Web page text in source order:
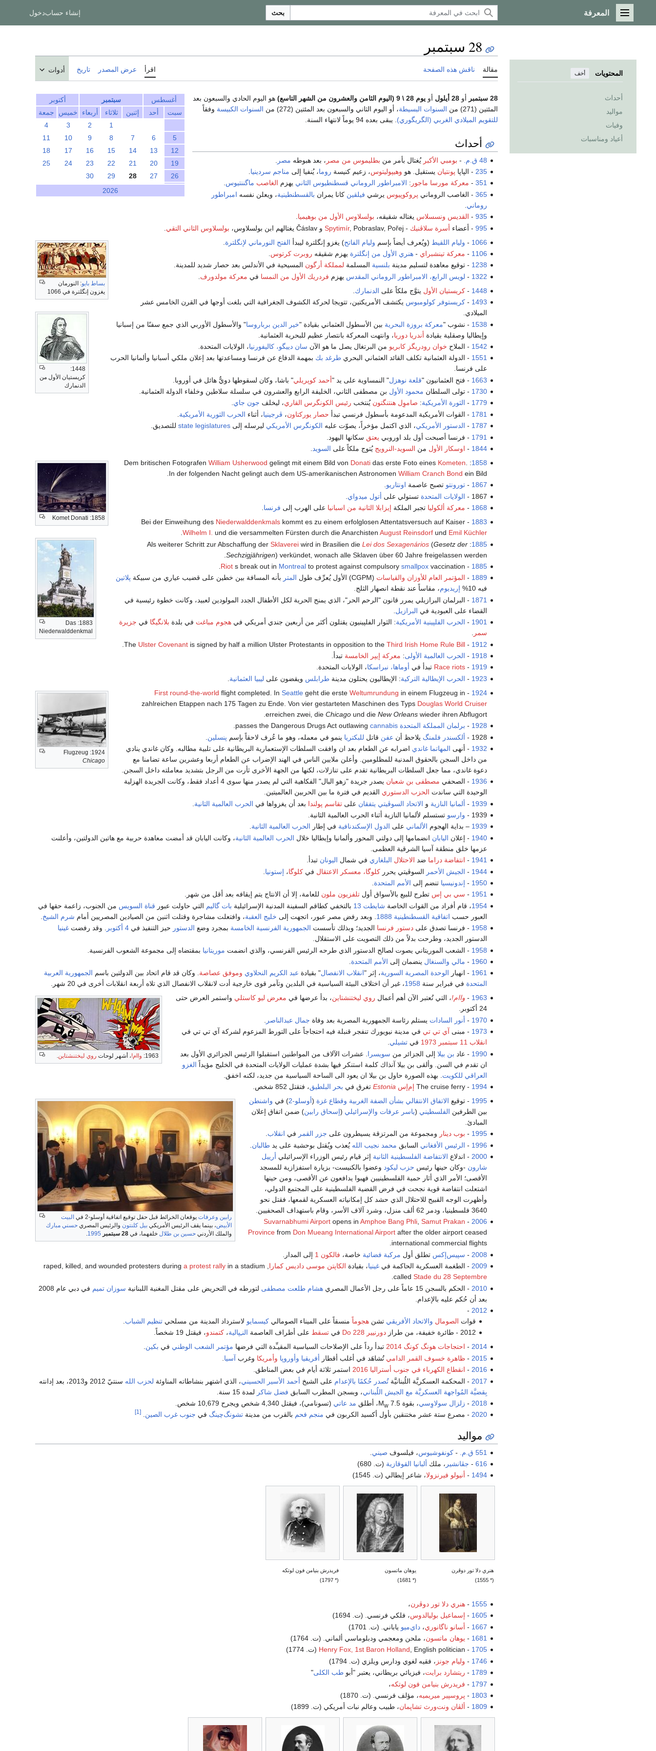
القائمة الرئيسية
المعرفة بحث إنشاء حسابدخول
المحتويات أخف
أحداث
مواليد
وفيات
أعياد ومناسبات
28 سبتمبر
مقالة ناقش هذه الصفحة اقرأ عرض المصدر تاريخ أدوات
أغسطس سبتمبر
أكتوبر
سبت
أحد إثنين ثلاثاء أربعاء خميس
جمعة
1
2
3
4
5
6
7
8
9
10
11
12
13
14
15
16
17
18
19
20
21
22
23
24
25
26
27
28
29
30
2026
28 سبتمبر أو 28 أيلول أو يوم 28 \ 9 (اليوم الثامن والعشرون من الشهر التاسع)
هو اليوم الحادي والسبعون بعد
المئتين (271) من
السنوات البسيطة، أو اليوم الثاني والسبعون بعد المئتين (272) من السنوات الكبيسة وفقاً
للتقويم الميلادي الغربي (الگريگوري) . يبقى بعده 94 يوماً لانتهاء السنة.
أحداث
48 ق.م. - بومبي الأكبر يُغتال بأمر من بطليموس من مصر ، بعد هبوطه مصر
235 - الپاپا پونتيان يستقيل. هو وهيپوليتوس، زعيم كنيسة روما، يُنفيا إلى مناجم سردينيا
351
- معركة مورسا ماجور : الامبراطور الروماني قسطنطيوس الثاني يهزم الغاصب ماگننتيوس.
365 - الغاصب الروماني پروكوپيوس يرشي فيلقين كانا يمران بالقسطنطينية، ويعلن نفسه امبراطور
روماني
935
- القديس ونسسلاس يغتاله شقيقه، بولسلاوس الأول من بوهيميا
995 - أعضاء أسرة سلاڤنيك -
Spytimír, Pobraslav, Pořej و Čáslav يغتالهم ابن بولسلاوس، بولسلاوس الثاني التقي
بساط بايو: النورمان
يغزون إنگلترة في 1066
1066
- وليام اللقيط (ويُعرف أيضاً بإسم وليام الفاتح) يغزو إنگلترة ليبدأ الفتح النورماني لإنگلترة
1106
- معركة تينشبراي -هنري الأول من إنگلترة يهزم شقيقه روبرت كرتوس
1238 - توقيع معاهدة لتسليم مدينة بلنسية المسلمة لمملكة أرگون المسيحية في الأندلس بعد حصار شديد للمدينة.
1322
- لويس الرابع، الامبراطور الروماني المقدس يهزم فردريك الأول من النمسا في معركة مولدورف
1448:
كريستيان الأول من
الدنمارك
1448
-كريستيان الأول يتوَّج ملكاً على الدنمارك
1493
-كريستوفر كولومبوس يكتشف الأمريكتين، تتويجا لحركة الكشوف الجغرافية التي بلغت أوجها في القرن الخامس عشر
الميلادي.
1538 - نشوب "معركة بروزة البحرية بين الأسطول العثماني بقيادة "خير الدين برباروسا" والأسطول الأوربي الذي جمع سفنًا من إسبانيا
وإيطاليا وصقلية بقيادة أندريا دوريا، وانتهت المعركة بانتصار عظيم للبحرية العثمانية.
1542 - الملاح خوان رودريگز كابريو من البرتغال يصل ما هو الآن سان دييگو، كاليفورنيا، الولايات المتحدة.
1551 - الدولة العثمانية تكلف القائد العثماني البحريطرغد بك بمهمة الدفاع عن فرنسا ومساعدتها بعد إعلان ملكي أسبانيا وألمانيا الحرب
على فرنسا.
1663 - فتح العثمانيون "قلعة نوهزل" النمساوية على يد "أحمد كوپريلي" باشا، وكان لسقوطها دويٌّ هائل في أوروبا.
1730 - تولى السلطان محمود الأول بن مصطفى الثاني، الخليفة الرابع والعشرون في سلسلة سلاطين وخلفاء الدولة العثمانية.
1779
- الثورة الأمريكية: صاموِل هنتنگتون يُنتخب رئيس الكونگرس القاري، ليخلف جون جاي.
1781 - القوات الأمريكية المدعومة بأسطول فرنسي تبدأ حصار يوركتاون، ڤرجينيا، أثناء الحرب الثورية الأمريكية
1787
- الدستور الأمريكي، الذي اكتمل مؤخراً، يصوّت عليه الكونگرس الأمريكي ليرسله إلىstate legislatures للتصديق.
1791 - فرنسا أصبحت أول بلد اوروبي يعتق سكانها اليهود.
1844
- اوسكار الأول من السويد-النرويج يُتوج ملكاً على السويد
1858: Komet Donati
1858
: Dem britischen Fotografen
William Usherwood gelingt mit einem Bild von Donatidas erste Foto eines Kometen
In der folgenden Nacht gelingt auch dem US-amerikanischen Astronomen William Cranch Bond ein Bild.
1867
-تورونتو تصبح عاصمة اونتاريو.
1867 -
الولايات المتحدة تستولي على أتول ميدواي
1868
- معركة ألكوليا تجبر الملكة إيزابلا الثانية من اسبانيا على الهرب إلى فرنسا.
1883: Das
Niederwalddenkmal
1883
- Bei der Einweihung des
Niederwalddenkmalskommt es zu einem erfolglosen Attentatsversuch auf Kaiser
Wilhelm I. und die versammelten Fürsten durch die Anarchisten August Reinsdorfund Emil Küchler
.
1885
: Als weiterer Schritt zur Abschaffung der
Sklavereiwird in Brasilien die Lei dos Sexagenários(Gesetz der
Sechzigjährigen) verkündet, wonach alle Sklaven über 60 Jahre freigelassen werden.
1885
-
Riots break out in Montrealto protest against compulsory smallpoxvaccination.
1889
- المؤتمر العام للأوزان والقياسات (CGPM) الأول يُعرِّف طول المتر بأنه المسافة بين خطين على قضيب عياري من سبيكة پلاتين
فيه 10%
إريديوم، مقاساً عند نقطة انصهار الثلج.
1871 - البرلمان البرازيلي يمرر قانون "الرحم الحر"، الذي يمنح الحرية لكل الأطفال الجدد المولودين لعبيد، وكانت خطوة رئيسية في
القضاء على العبودية في البرازيل
1901
- الحرب الفلپينية الأمريكية: الثوار الفلپينيون يقتلون أكثر من أربعين جندي أمريكي فيهجوم مباغت في بلدة بلانگيگا في جزيرة
سمر
1912
- The
Ulster Covenantis signed by half a million Ulster Protestants in opposition to the Third Irish Home Rule Bill
1918
- الحرب العالمية الأولى: معركة إيپر الخامسة تبدأ.
1919
-
Race riots تبدأ في أوماها، نبراسكا، الولايات المتحدة.
1923
- الحرب الإيطالية التركية: الإيطاليون يحتلون مدينةطرابلس ويقضون على ليبيا العثمانية
1924: Flugzeug
Chicago
1924
-
First round-the-world flight completed. In Seattlegeht die erste Weltumrundung in einem Flugzeug in
zahlreichen Etappen nach 175 Tagen zu Ende. Von vier gestarteten Maschinen des Typs Douglas World Cruiser
erreichen zwei, die Chicagound die New Orleanswieder ihren Abflugort.
1928
- برلمان المملكة المتحدة passes the Dangerous Drugs Act outlawing
cannabis
1928 -
ألكسندر فلمنگ يلاحظ أن عفن قاتل للبكتريا ينمو في معمله، وهو ما عُرف لاحقاً بإسم پنسلين
1932 - أنهى المهاتما غاندي اضرابه عن الطعام بعد ان وافقت السلطات الإستعمارية البريطانية على تلبية مطالبه. وكان غاندي ينادي
من داخل السجن بالحقوق المدنية للمظلومين. وأعلن ملايين الناس في الهند الإضراب عن الطعام أربعا وعشرين ساعة تضامنا مع
دعوة غاندي، مما جعل السلطات البريطانية تقدم على تنازلات، لكنها من الجهة الأخرى ثأرت من الرجل بتشديد معاملته داخل السجن.
1936 - الصحفي مصطفى بن شعبان
يصدر جريدة "زهو البال" الفكاهية التي لم يصدر منها سوى 4 أعداد فقط، وكانت الجريدة الهزلية
الوحيدة التي ساندت الحزب الدستوري القديم في فترة ما بين الحربين العالميتين.
1939
- ألمانيا النازية و الاتحاد السوڤيتي يتفقان علىتقاسم پولندا بعد أن يغزواها في الحرب العالمية الثانية
1939 -
وارسو تستسلم لألمانيا النازية أثناء الحرب العالمية الثانية.
1939 – بداية الهجوم الألماني على الدول الإسكندنافية في إطار الحرب العالمية الثانية.
1940 - إعلان اليابان انضمامها إلى دولتي المحور وألمانيا وإيطاليا خلال الحرب العالمية الثانية، وكانت اليابان قد أمضت معاهدة حربية مع هاتين الدولتين، وأعلنت
عزمها خلق منطقة آسيا الشرقية العظمى.
1941
- انتفاضة دراما ضد الاحتلال البلغاري في شمال اليونان تبدأ.
1944
- الجيش الأحمر السوڤيتي يحرركلوگا، معسكر الاعتقال فيكلوگا، إستونيا
1950
- إندونيسيا تنضم إلى الأمم المتحدة
1951
- سي بي إس تطرح للبيع بالأسواق أولتلفزيون ملون للعامة، إلا أن الانتاج يتم إيقافه بعد أقل من شهر.
1954، قام أفراد من القوات الخاصة شايطت 13 بالتخفي كطاقم السفينة المدنية الإسرائيلية بات گاليم التي حاولت عبور قناة السويس من الجنوب، زاعمة حقها في
العبور حسب اتفاقية القسطنطينية 1888 . وبعد رفض مصر عبور، اتجهت إلى خليج العقبة، وافتعلت مشاجرة وقتلت اثنين من الصيادين المصريين أمام شرم الشيخ
1958 - فرنسا تصدق علىدستور فرنسا الجديد؛ وبذلك تأسست الجمهورية الفرنسية الخامسة بمجرد وضع الدستور حيز التنفيذ في4 أكتوبر . وقد رفضتغينيا
الدستور الجديد، وطرحت بدلاً من ذلك التصويت على الاستقلال.
1958 - الشعب الموريتاني يصوت لصالح الدستور الذي طرحه الرئيس الفرنسي، والذي انضمت موريتانيا بمقتضاه إلى مجموعة الشعوب الفرنسية.
1960
- مالي والسنغال ينضمان إلى الأمم المتحدة
1961 - انهيار الوحدة المصرية السورية، إثر "انقلاب الانفصال" بقيادة عبد الكريم النحلاوي وموفق عصاصة. وكان قد قام اتحاد بين الدولتين باسم الجمهورية العربية
المتحدة في فبراير سنة 1958، غير أن اختلاف البيئة السياسية في البلدين وتآمر قوى خارجية أدت لانقلاب الانفصال الذي تلاه أربعة انقلابات أخرى في 20 شهر.
1963: واام!، أشهر لوحات روي ليختنشتاين.
1963
-واام!، التي تُعتبر الآن أهم أعمال روي ليختنشتاين، بدأ عرضها في معرض ليو كاستلي واستمر العرض حتى
24 أكتوبر.
1970
- أنور السادات يستلم رئاسة الجمهورية المصرية بعد وفاة جمال عبدالناصر
1973 - مبنى آي تي تي في مدينة نيويورك تنفجر قنبلة فيه احتجاجاً على التورط المزعوم لشركة آي تي تي في
انقلاب 11 سبتمبر 1973
فيتشيلي
1990 - عاد بن بيلا إلى الجزائر من سويسرا . عشرات الآلاف من المواطنين استقبلوا الرئيس الجزائري الأول بعد
ان تقدم في السن. وألقى بن بيلا آنذاك كلمة استنكر فيها بشدة عمليات الولايات المتحدة في الخليج مؤيداً الغزو
العراقي للكويت . بهذه الصورة حاول بن بيلا ان يعود الى الساحة السياسية من جديد، لكنه اخفق.
1994
- The cruise ferry إم‌إس Estonia تغرق في بحر البلطيق، فتقتل 852 شخص.
رابين وعرفات يوقعان الخرائط قبل حفل توقيع اتفاقية أوسلو-2 في
البيت
الأبيض، بينما يقف الرئيس الأمريكي بيل كلنتون والرئيس المصري حسني مبارك
والملك الأردني حسين بن طلال خلفهما، في 28 سبتمبر 1995
.
1995 - توقيع الاتفاق الانتقالي بشأن الضفة الغربية وقطاع غزة (أوسلو-2 ) في واشنطن
بين الطرفين الفلسطيني (ياسر عرفات والإسرائيلي (إسحاق رابين) ضمن اتفاق إعلان
المبادئ.
1995
- بوب دينار ومجموعة من المرتزقة يسيطرون على جزر القمر في انقلاب.
1996
- الرئيس الأفغاني السابق محمد نجيب الله يُعذب ويُقتل بوحشية على يدطالبان
2000 - اندلاع الانتفاضة الفلسطينية الثانية إثر قيام رئيس الوزراء الإسرائيلي أرييل
شارون -وكان حينها رئيس حزب ليكود وعضوا بالكنيست- بزيارة استفزازية للمسجد
الأقصى؛ الأمر الذي أثار حمية الفلسطينيين فهبوا يدافعون عن الأقصى، ومن حينها
اشتعلت انتفاضة قوية نجحت في فرض القضية الفلسطينية على المجتمع الدولي،
وأظهرت الوجه القبيح للاحتلال الذي حشد كل إمكانياته العسكرية لقمعها، فقتل نحو
3640 فلسطينيا، ودمر 62 ألف منزل، وشرد آلاف الأسر، وقام باستهداف الصحفيين.
2006
-
Suvarnabhumi Airportopens in Amphoe Bang Phli, Samut Prakan
Provincefrom Don Mueang International Airportafter the older airport ceased
international commercial flights.
2008
- سپيس‌إكس تطلق أول مركبة فضائية خاصة، فالكون 1
إلى المدار.
2009 - الطغمة العسكرية الحاكمة فيغينيا، بقيادة الكاپتن موسى داديس كمارا, raped, killed, and wounded protesters during
a protest rallyin a stadium
called Stade du 28 Septembre
.
2010 - الحكم بالسجن 15 عاماً على رجل الأعمال المصري هشام طلعت مصطفى لتورطه في التحريض على مقتل المغنية اللبنانية سوزان تميم
في دبي عام 2008
بعد أن حُكم عليه بالإعدام.
2012
-
قوات الصومال والاتحاد الأفريقي تشن هجوماً منسقاً على الميناء الصومالي كيسمايو لاسترداد المدينة من مسلحي تنظيم الشباب
2012 - طائرة خفيفة، من طراز
دورنيير Do 228 في تسقط على أطراف العاصمة النـِپالية، كتمندو، فيقتل 19 شخصاً.
2014
- احتجاجات هونگ كونگ 2014 تبدأ رداً على الإصلاحات السياسية المقيـِّدة التي فرضها مؤتمر الشعب الوطني في بكين.
2015
-ظاهرة خسوف القمر الدامي تُشاهَد في أغلب أقطار أفريقيا وأوروپا وأمريكا وغرب آسيا
2016
- انقطاع الكهرباء في جنوب أستراليا 2016
استمر ثلاثة أيام في بعض المناطق.
2017 - المحكمة العسكريَّة اللُبنانيَّةتُصدر حُكمًا بالإعدام على الشيخ أحمد الأسير الحسيني، الذي اشتهر بنشاطاته المناوئة لحزب الله سنتيّ 2012 و2013، بعد إدانته
بِقضيَّة المُواجهة العسكريَّة مع الجيش اللُبناني، وبسجن المطرب السابق فضل شاكر لمدة 15 سنة.
2018
- زلزال سولاوِسي، بقوة 7.5 M w ، أطلق مد عاتي (تسونامي)، فيقتل 4,340 شخص ويجرح 10,679 شخص.
2020 - مصرع ستة عشر مختنقين بأول أكسيد الكربون في منجم فحم بالقرب من مدينةتشونگ‌چينگ في جنوب غرب الصين.
[1]
مواليد
551 ق.م. -كونفوشيوس، فيلسوف صيني
616
- جڤانشير ، ملك ألبانيا القوقازية (ت. 680)
1494
- أنيولو فيرنزولا، شاعر إيطالي (ت. 1545)
هنري دلا تور دوڤرن
(* 1555)
يوهان ماتسون
(* 1681)
فريدرش بنيامن فون لوتكه
(* 1797)
1555
-هنري دلا تور دوڤرن،
1605
- إسماعيل بوليالدوس، فلكي فرنسي. (ت. 1694)
1667
- أسانو ناگانوري،داي‌ميو ياباني. (ت. 1701)
1681
- يوهان ماتسون، ملحن ومعجمي ودبلوماسي ألماني. (ت. 1764)
1705
-
Henry Fox, 1st Baron Holland, English politician (ت. 1774)
1746
- وليام جونز ، فقيه لغوي ودارس ويلزي (ت. 1794)
1789
- ريتشارد برايت، فيزيائي بريطاني، يعتبر "أبوطب الكلى"
1797
- فريدرش بنيامن فون لوتكه،
1803
- پروسپير ميريميه، مؤلف فرنسي. (ت. 1870)
1809
- ألڤان ونت‌ورث تشاپمان، طبيب وعالم نبات أمريكي (ت. 1899)